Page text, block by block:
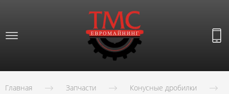
Главная Запчасти
Конусные дробилки